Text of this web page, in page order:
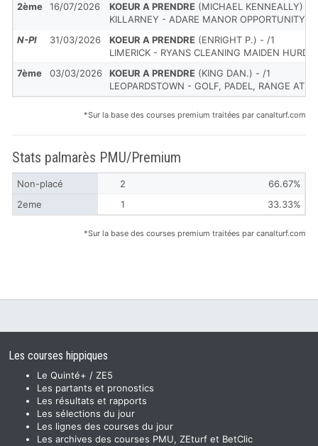
2ème 16/07/2026 KOEUR A PRENDRE (MICHAEL KENNEALLY) - /
KILLARNEY - ADARE MANOR OPPORTUNITY
N-Pl
31/03/2026 KOEUR A PRENDRE (ENRIGHT P.) - /1
LIMERICK - RYANS CLEANING MAIDEN
7ème
03/03/2026 KOEUR A PRENDRE (KING DAN.) - /1
LEOPARDSTOWN - GOLF, PADEL, RANGE AT
*Sur la base des courses premium traitées par canalturf.com
Stats palmarès PMU/Premium
Non-placé 2
66.67%
2eme
1 33.33%
*Sur la base des courses premium traitées par canalturf.com
Les courses hippiques
Le Quinté+ / ZE5
Les partants et pronostics
Les résultats et rapports
Les sélections du jour
Les lignes des courses du jour
Les archives des courses PMU, ZEturf et BetClic